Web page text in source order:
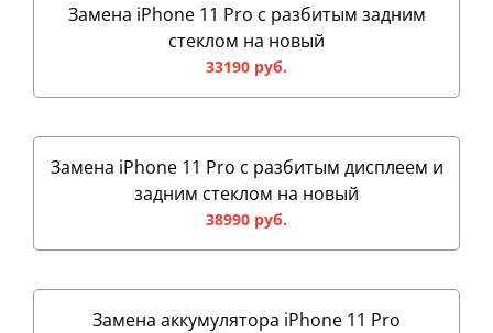
Замена iPhone 11 Pro с разбитым задним
стеклом на новый
33190 руб.
Замена iPhone 11 Pro с разбитым дисплеем и
задним стеклом на новый
38990 руб.
Замена аккумулятора iPhone 11 Pro